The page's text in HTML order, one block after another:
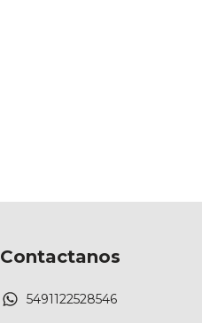
Contactanos
5491122528546